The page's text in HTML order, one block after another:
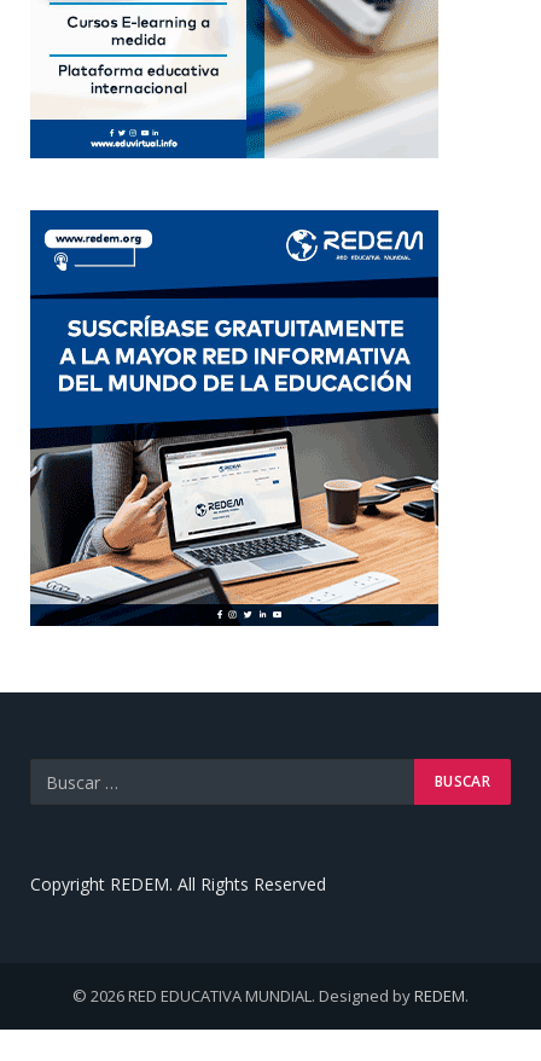
Copyright REDEM. All Rights Reserved
© 2026 RED EDUCATIVA MUNDIAL. Designed byREDEM.